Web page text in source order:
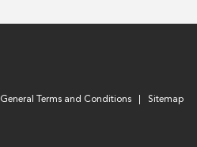
General Terms and Conditions Sitemap